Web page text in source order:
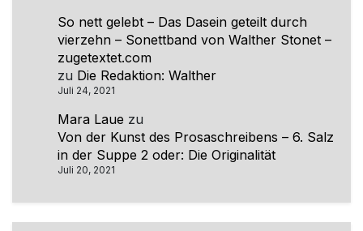
So nett gelebt – Das Dasein geteilt durch
vierzehn – Sonettband von Walther Stonet –
zugetextet.com
zu Die Redaktion: Walther
Juli 24, 2021
Mara Laue zu
Von der Kunst des Prosaschreibens – 6. Salz
in der Suppe 2 oder: Die Originalität
Juli 20, 2021